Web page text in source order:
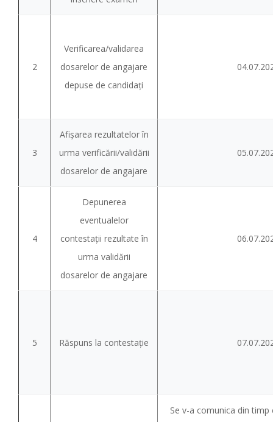
2
Verificarea/validarea
dosarelor de angajare
depuse de candidaţi
3
Afişarea rezultatelor în
urma verificării/validării
dosarelor de angajare
4
Depunerea
eventualelor
contestații rezultate în
urma validării
dosarelor de angajare
5 Răspuns la contestație
Se v-a comunica din